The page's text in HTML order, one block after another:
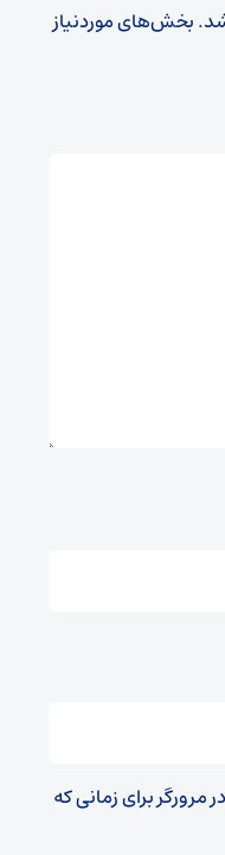
بخش‌های موردنیاز
برای زمانی که